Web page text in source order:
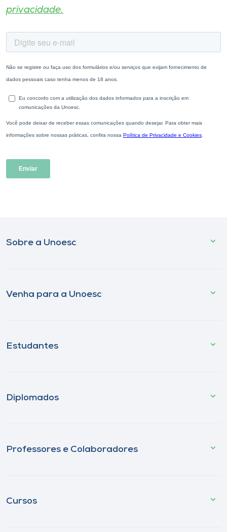
privacidade.
Sobre a Unoesc
Venha para a Unoesc
Estudantes
Diplomados
Professores e Colaboradores
Cursos